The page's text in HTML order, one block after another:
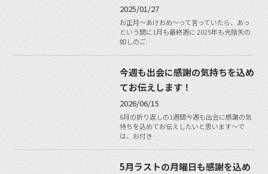
2025/01/27
お正月〜あけおめ〜って言っていたら、あっ
という間に1月も最終週に 2025年も光陰矢の
如しのご…
今週も出会に感謝の気持ちを込め
てお伝えします！
2026/06/15
6月の折り返しの1週間今週も出会に感謝の気
持ちを込めてお伝えしたいと思います〜で
は、お付き…
5月ラストの月曜日も感謝を込め